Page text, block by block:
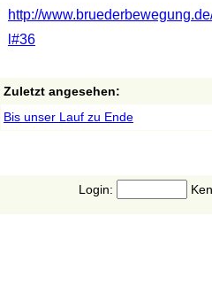
http://
l#36
Zuletzt angesehen:
Bis unser Lauf zu Ende
Login: